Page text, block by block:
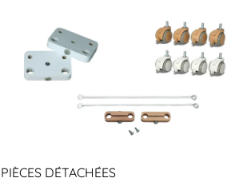
PIÈCES DÉTACHÉES